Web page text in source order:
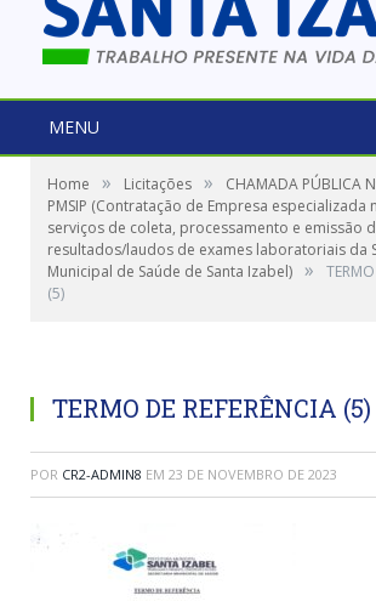
MENU
Home » Licitações »
CHAMADA PÚBLICA
PMSIP (Contratação de Empresa especializada
serviços de coleta, processamento e emissão
resultados/laudos de exames laboratoriais da
Municipal de Saúde de Santa Izabel) »
(5)
TERMO DE REFERÊNCIA (5)
POR CR2-ADMIN8 EM 23 DE NOVEMBRO DE 2023